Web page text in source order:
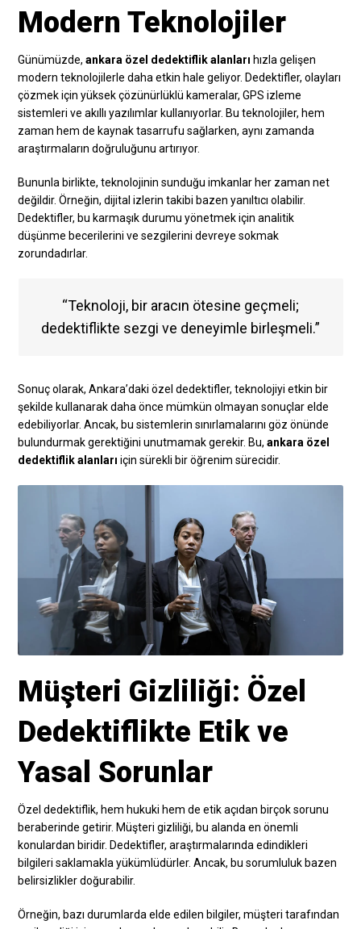
Modern Teknolojiler
Günümüzde,ankara özel dedektiflik alanları hızla gelişen
modern teknolojilerle daha etkin hale geliyor. Dedektifler, olayları
çözmek için yüksek çözünürlüklü kameralar, GPS izleme
sistemleri ve akıllı yazılımlar kullanıyorlar. Bu teknolojiler, hem
zaman hem de kaynak tasarrufu sağlarken, aynı zamanda
araştırmaların doğruluğunu artırıyor.
Bununla birlikte, teknolojinin sunduğu imkanlar her zaman net
değildir. Örneğin, dijital izlerin takibi bazen yanıltıcı olabilir.
Dedektifler, bu karmaşık durumu yönetmek için analitik
düşünme becerilerini ve sezgilerini devreye sokmak
zorundadırlar.
“Teknoloji, bir aracın ötesine geçmeli;
dedektiflikte sezgi ve deneyimle birleşmeli.”
Sonuç olarak, Ankara’daki özel dedektifler, teknolojiyi etkin bir
şekilde kullanarak daha önce mümkün olmayan sonuçlar elde
edebiliyorlar. Ancak, bu sistemlerin sınırlamalarını göz önünde
bulundurmak gerektiğini unutmamak gerekir. Bu,ankara özel
dedektiflik alanları için sürekli bir öğrenim sürecidir.
Müşteri Gizliliği: Özel
Dedektiflikte Etik ve
Yasal Sorunlar
Özel dedektiflik, hem hukuki hem de etik açıdan birçok sorunu
beraberinde getirir. Müşteri gizliliği, bu alanda en önemli
konulardan biridir. Dedektifler, araştırmalarında edindikleri
bilgileri saklamakla yükümlüdürler. Ancak, bu sorumluluk bazen
belirsizlikler doğurabilir.
Örneğin, bazı durumlarda elde edilen bilgiler, müşteri tarafından